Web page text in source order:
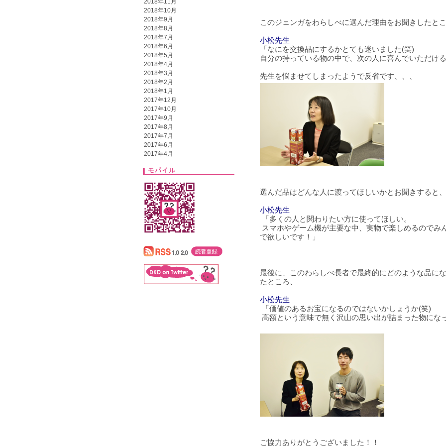
このジェンガをわらしべに選んだ理由をお聞きしたとこ
小松先生
「なにを交換品にするかとても迷いました(笑)
自分の持っている物の中で、次の人に喜んでいただけ
先生を悩ませてしまったようで反省です、、、
選んだ品はどんな人に渡ってほしいかとお聞きすると、
小松先生
「多くの人と関わりたい方に使ってほしい。
スマホやゲーム機が主要な中、実物で楽しめるのでみ
で欲しいです！」
最後に、このわらしべ長者で最終的にどのような品に
たところ、
小松先生
「価値のあるお宝になるのではないかしょうか(笑)
高額という意味で無く沢山の思い出が詰まった物にな
ご協力ありがとうございました！！
2018年11月
2018年10月
2018年9月
2018年8月
2018年7月
2018年6月
2018年5月
2018年4月
2018年3月
2018年2月
2018年1月
2017年12月
2017年10月
2017年9月
2017年8月
2017年7月
2017年6月
2017年4月